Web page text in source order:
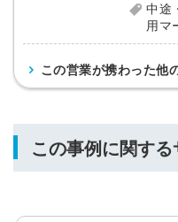
中途
用マ
この営業が携わった他
この事例に関す